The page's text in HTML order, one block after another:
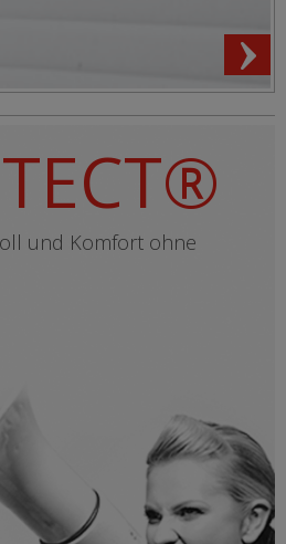
und Komfort ohne